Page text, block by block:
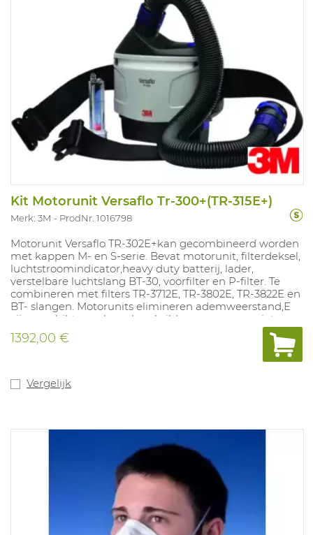
Kit Motorunit Versaflo Tr-300+(TR-315E+)
Merk: 3M ProdNr. 1016798
Motorunit Versaflo TR-302E+kan gecombineerd worden
met kappen M- en S-serie. Bevat motorunit, filterdeksel,
luchtstroomindicator,heavy duty batterij, lader,
verstelbare luchtslang BT-30, voorfilter en P-filter. Te
combineren met filters TR-3712E, TR-3802E, TR-3822E en
BT- slangen. Motorunits elimineren ademweerstand,E
zijn geschikt voor baard-en brildragers, zorgen niet voor
allergische reacties en beschermen vaak beter doordat
er een lekkage is van binnen naar buiten. Dit maakt dat
de vlakke oppervlakken. Toestel voorzien van een laag
1392,00 €
Vergelijk